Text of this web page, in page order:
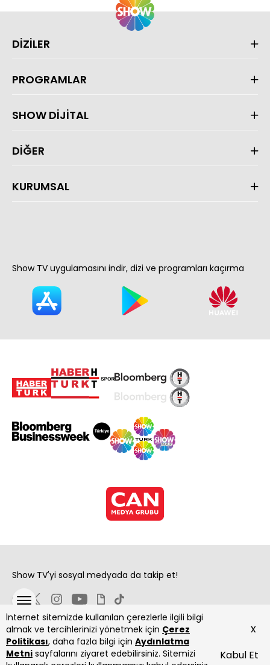
İnternet sitemizde kullanılan çerezlerle ilgili bilgi
almak ve tercihlerinizi yönetmek için Çerez
Politikası, daha fazla bilgi için Aydınlatma
Metni sayfalarını ziyaret edebilirsiniz. Sitemizi
Kabul Et
x
DİZİLER
PROGRAMLAR
SHOW DİJİTAL
DİĞER
KURUMSAL
Show TV uygulamasını indir, dizi ve programları kaçırma
Show TV'yi sosyal medyada da takip et!
Copyright 2026 Show Televizyon Yayıncılık A.Ş.